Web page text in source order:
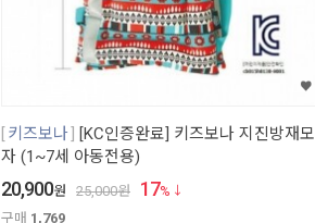
키즈보나
[KC인증완료] 키즈보나 지진방재모
자 (1~7세 아동전용)
20,900원 25,000원 17%
구매 1,769